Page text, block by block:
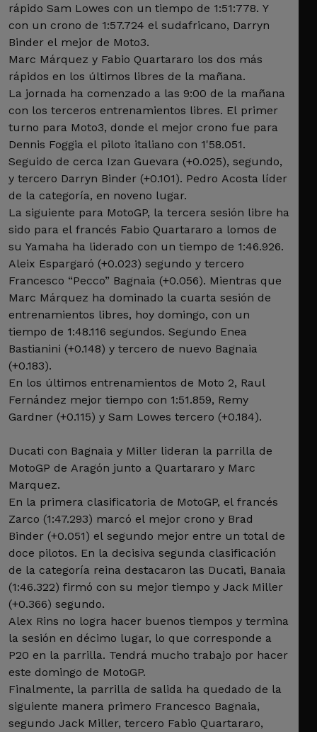
rápido Sam Lowes con un tiempo de 1:51:778. Y
con un crono de 1:57.724 el sudafricano, Darryn
Binder el mejor de Moto3.
Marc Márquez y Fabio Quartararo los dos más
rápidos en los últimos libres de la mañana.
La jornada ha comenzado a las 9:00 de la mañana
con los terceros entrenamientos libres. El primer
turno para Moto3, donde el mejor crono fue para
Dennis Foggia el piloto italiano con 1'58.051.
Seguido de cerca Izan Guevara (+0.025), segundo,
y tercero Darryn Binder (+0.101). Pedro Acosta líder
de la categoría, en noveno lugar.
La siguiente para MotoGP, la tercera sesión libre ha
sido para el francés Fabio Quartararo a lomos de
su Yamaha ha liderado con un tiempo de 1:46.926.
Aleix Espargaró (+0.023) segundo y tercero
Francesco “Pecco” Bagnaia (+0.056). Mientras que
Marc Márquez ha dominado la cuarta sesión de
entrenamientos libres, hoy domingo, con un
tiempo de 1:48.116 segundos. Segundo Enea
Bastianini (+0.148) y tercero de nuevo Bagnaia
(+0.183).
En los últimos entrenamientos de Moto 2, Raul
Fernández mejor tiempo con 1:51.859, Remy
Gardner (+0.115) y Sam Lowes tercero (+0.184).
Ducati con Bagnaia y Miller lideran la parrilla de
MotoGP de Aragón junto a Quartararo y Marc
Marquez.
En la primera clasificatoria de MotoGP, el francés
Zarco (1:47.293) marcó el mejor crono y Brad
Binder (+0.051) el segundo mejor entre un total de
doce pilotos. En la decisiva segunda clasificación
de la categoría reina destacaron las Ducati, Banaia
(1:46.322) firmó con su mejor tiempo y Jack Miller
(+0.366) segundo.
Alex Rins no logra hacer buenos tiempos y termina
la sesión en décimo lugar, lo que corresponde a
P20 en la parrilla. Tendrá mucho trabajo por hacer
este domingo de MotoGP.
Finalmente, la parrilla de salida ha quedado de la
siguiente manera primero Francesco Bagnaia,
segundo Jack Miller, tercero Fabio Quartararo,